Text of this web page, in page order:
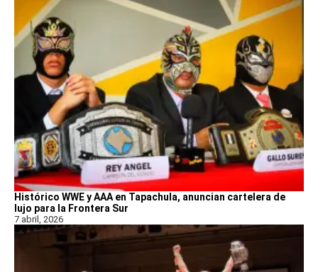
Histórico WWE y AAA en Tapachula, anuncian cartelera de
lujo para la Frontera Sur
7 abril, 2026